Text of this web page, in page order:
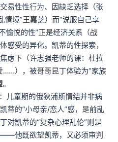
易性性行为、因缺乏选择（张
情境”王嘉芝）而“说服自己享
愉悦的性”正是经济关系（战
感受的异化。凯蒂的性探索，
虑下（许志强老师的课：杜拉
……），被哥哥昆丁体验为“家族
儿童期的俄狄浦斯情结并非病
蒂的“小母亲/恋人”感，是前乱
对凯蒂的“复杂心理乱伦”则是
他既欲望凯蒂，又必须审判